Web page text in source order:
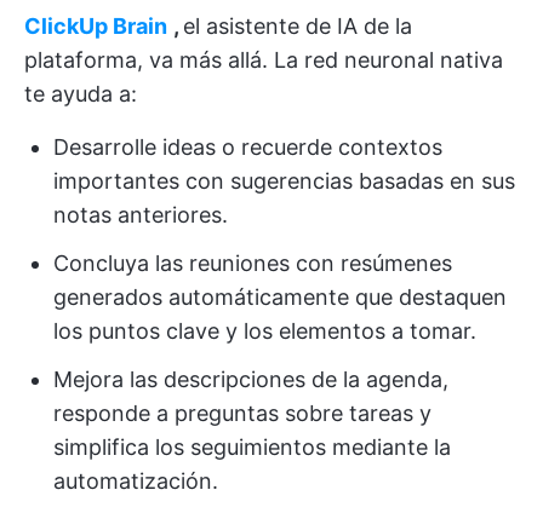
ClickUp Brain , el asistente de IA de la
plataforma, va más allá. La red neuronal nativa
te ayuda a:
Desarrolle ideas o recuerde contextos
importantes con sugerencias basadas en sus
notas anteriores.
Concluya las reuniones con resúmenes
generados automáticamente que destaquen
los puntos clave y los elementos a tomar.
Mejora las descripciones de la agenda,
responde a preguntas sobre tareas y
simplifica los seguimientos mediante la
automatización.